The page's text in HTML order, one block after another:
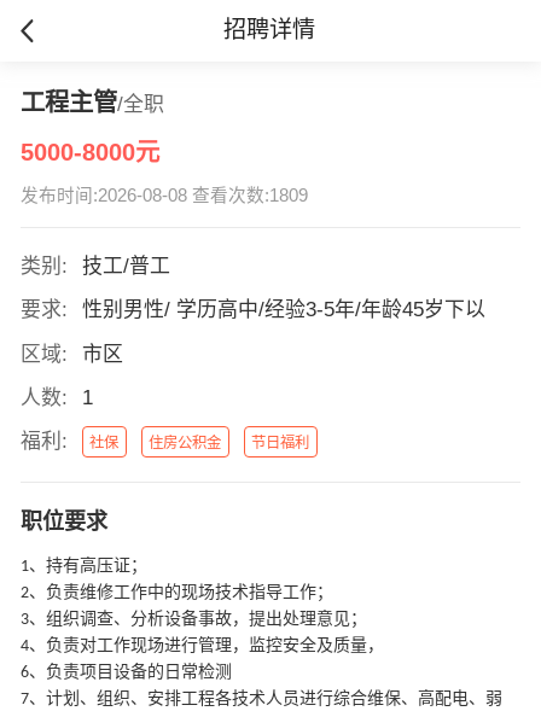
招聘详情
工程主管/全职
5000-8000元
发布时间:2026-08-08 查看次数:1809
类别:
技工/普工
要求:
性别男性/ 学历高中/经验3-5年/年龄45岁下以
区域:
市区
人数:
1
福利:
社保 住房公积金 节日福利
职位要求
1、持有高压证；
2、负责维修工作中的现场技术指导工作；
3、组织调查、分析设备事故，提出处理意见；
4、负责对工作现场进行管理，监控安全及质量，
6、负责项目设备的日常检测
7、计划、组织、安排工程各技术人员进行综合维保、高配电、弱